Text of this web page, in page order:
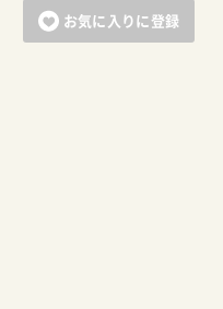
お気に入りに登録